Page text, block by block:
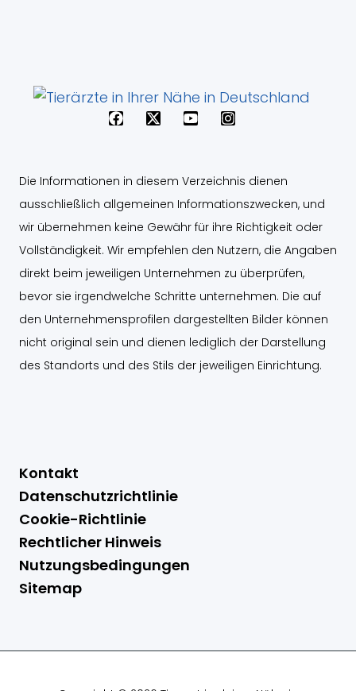
F
a
b
o
o
k
X
-
t
t
e
r
Y
o
b
e
I
n
g
r
a
m
Die Informationen in diesem Verzeichnis dienen
ausschließlich allgemeinen Informationszwecken, und
wir übernehmen keine Gewähr für ihre Richtigkeit oder
Vollständigkeit. Wir empfehlen den Nutzern, die Angaben
direkt beim jeweiligen Unternehmen zu überprüfen,
bevor sie irgendwelche Schritte unternehmen. Die auf
den Unternehmensprofilen dargestellten Bilder können
nicht original sein und dienen lediglich der Darstellung
des Standorts und des Stils der jeweiligen Einrichtung.
Kontakt
Datenschutzrichtlinie
Cookie-Richtlinie
Rechtlicher Hinweis
Nutzungsbedingungen
Sitemap